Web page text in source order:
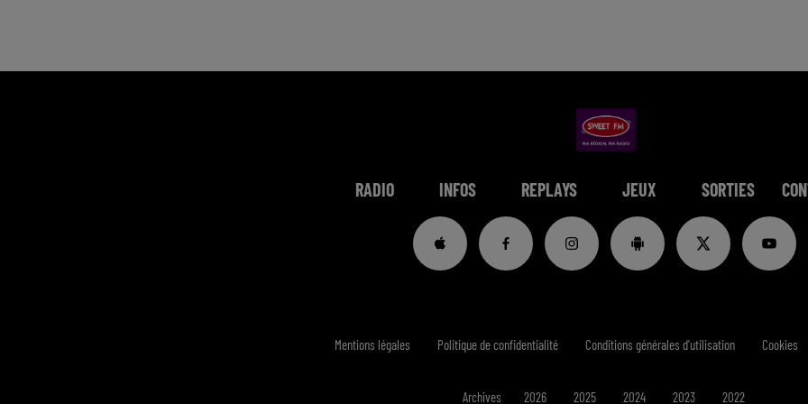
RADIO INFOS REPLAYS JEUX SORTIES
Mentions légales Politique de confidentialité Conditions générales d'utilisation Cookies
Archives 2026 2025 2024 2023 2022